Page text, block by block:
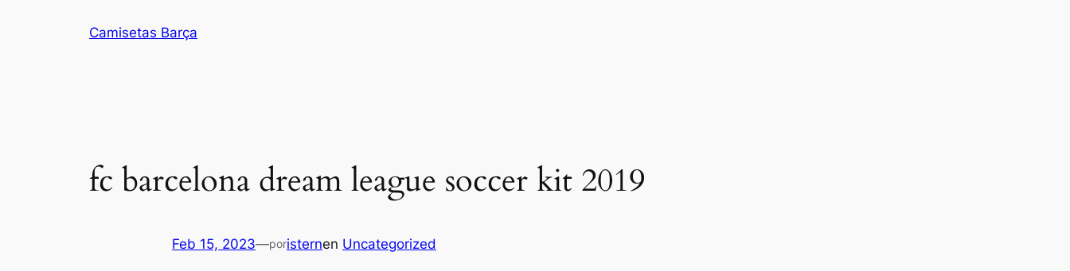
Camisetas Barça
fc barcelona dream league soccer kit 2019
Feb 15, 2023—poristernen Uncategorized